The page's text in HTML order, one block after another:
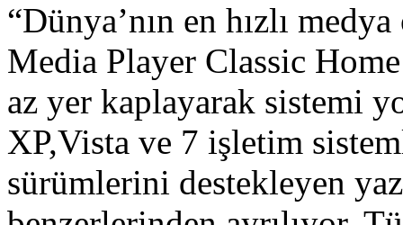
“Dünya’nın en hızlı medya
Media Player Classic
az yer kaplayarak sistemi
XP,Vista ve 7 işletim
sürümlerini destekleyen